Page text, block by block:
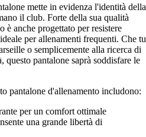
mette in evidenza l'identità della
il club. Forte della sua qualità
è anche progettato per resistere
per allenamenti frequenti. Che tu
o semplicemente alla ricerca di
pantalone saprà soddisfare le
pantalone d'allenamento includono:
per un comfort ottimale
una grande libertà di